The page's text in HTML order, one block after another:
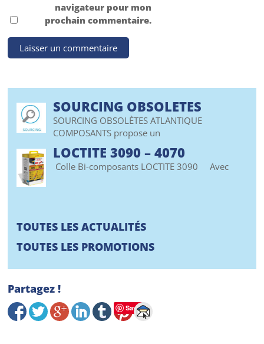
navigateur pour mon
prochain commentaire.
SOURCING OBSOLETES
SOURCING OBSOLÈTES ATLANTIQUE
COMPOSANTS propose un
LOCTITE 3090 – 4070
Colle Bi-composants LOCTITE 3090 Avec
TOUTES LES ACTUALITÉS
TOUTES LES PROMOTIONS
Partagez !
Save